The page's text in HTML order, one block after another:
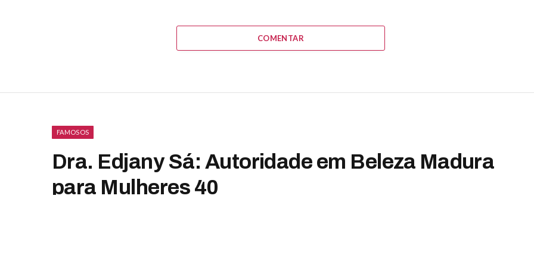
COMENTAR
FAMOSOS
Dra. Edjany Sá: Autoridade em Beleza Madura
para Mulheres 40